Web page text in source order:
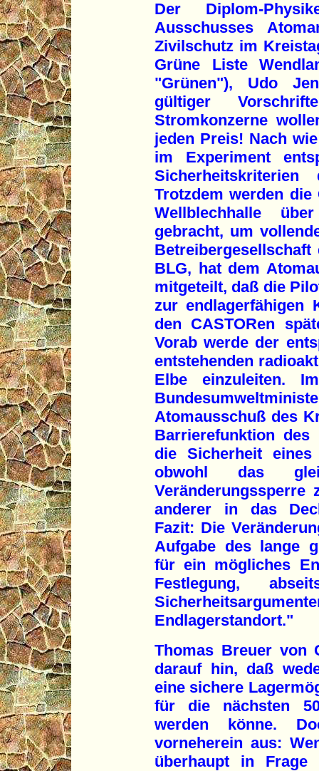
Der Diplom-
Ausschusses
Zivilschutz im
Grüne Liste
"Grünen"), Udo
gültiger
Stromkonzerne
jeden Preis! Nach
im Experiment
Trotzdem werden
Wellblechhalle
gebracht, um
Betreibergesellschaft
BLG, hat dem
mitgeteilt, daß die
zur endlagerfähigen
den CASTORen
Vorab werde der
entstehenden
Elbe einzuleiten.
Atomausschuß des
Barrierefunktion
die Sicherheit
obwohl das
Veränderungssperre
anderer in das
Fazit: Die
Aufgabe des lange
für ein mögliches
Festlegung,
Endlagerstandort."
Thomas Breuer von
darauf hin, daß
eine sichere
für die nächsten
werden könne.
vorneherein aus:
überhaupt in Frage